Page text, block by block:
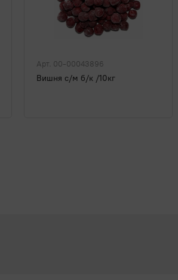
Арт. 00-00043896
Вишня с/м б/к /10кг